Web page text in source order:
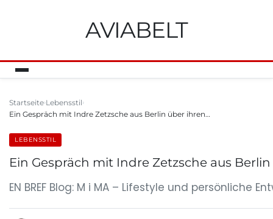
AVIABELT
Startseite Lebensstil
Ein Gespräch mit Indre Zetzsche aus Berlin über ihren…
LEBENSSTIL
Ein Gespräch mit Indre Zetzsche aus
EN BREF Blog: M i MA – Lifestyle und persönliche